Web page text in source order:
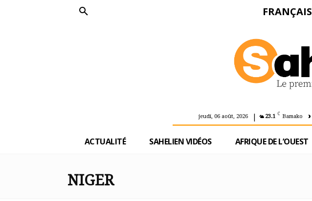
FRANÇAIS
jeudi, 06 août, 2026 | 23.1 C Bamako
ACTUALITÉ SAHELIEN VIDÉOS AFRIQUE DE L’OUEST
NIGER